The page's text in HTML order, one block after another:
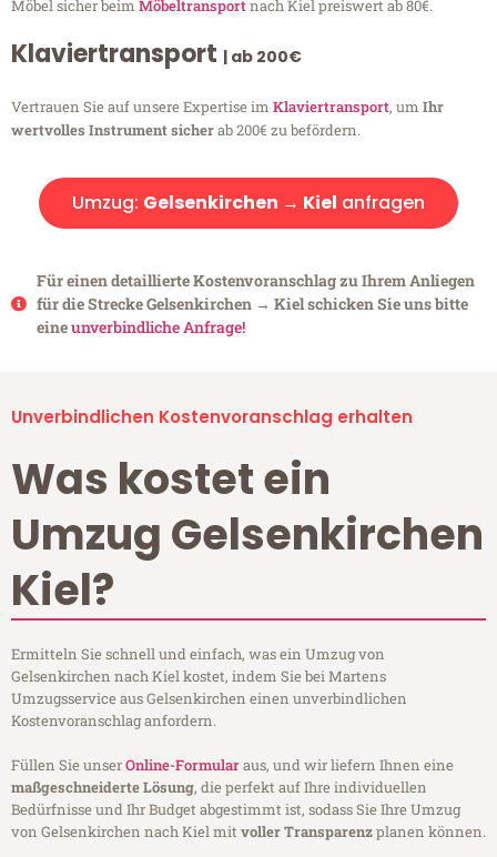
Möbel sicher beim Möbeltransportnach Kiel preiswert ab 80€.
Klaviertransport | ab 200€
Vertrauen Sie auf unsere Expertise im Klaviertransport, um Ihr
wertvolles Instrument sicherab 200€ zu befördern.
Umzug: Gelsenkirchen → Kiel anfragen
Für einen detaillierte Kostenvoranschlag zu Ihrem Anliegen
für die Strecke Gelsenkirchen → Kiel schicken Sie uns bitte
eineunverbindliche Anfrage!
Unverbindlichen Kostenvoranschlag erhalten
Was kostet ein
Umzug Gelsenkirchen
Kiel?
Ermitteln Sie schnell und einfach, was ein Umzug von
Gelsenkirchen nach Kiel kostet, indem Sie bei Martens
Umzugsservice aus Gelsenkirchen einen unverbindlichen
Kostenvoranschlag anfordern.
Füllen Sie unserOnline-Formularaus, und wir liefern Ihnen eine
maßgeschneiderte Lösung, die perfekt auf Ihre individuellen
Bedürfnisse und Ihr Budget abgestimmt ist, sodass Sie Ihre Umzug
von Gelsenkirchen nach Kiel mitvoller Transparenzplanen können.